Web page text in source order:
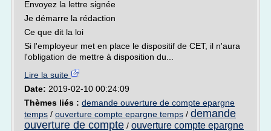
Envoyez la lettre signée
Je démarre la rédaction
Ce que dit la loi
Si l'employeur met en place le dispositif de CET, il n'aura
l'obligation de mettre à disposition du...
Lire la suite
Date: 2019-02-10 00:24:09
Thèmes liés : demande ouverture de compte epargne
temps / ouverture compte epargne temps / demande
ouverture de compte / ouverture compte epargne